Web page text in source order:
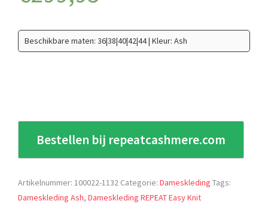
Beschikbare maten: 36|38|40|42|44 | Kleur: Ash
Bestellen bij repeatcashmere.com
Artikelnummer: 100022-1132 Categorie: Dameskleding Tags:
Dameskleding Ash, Dameskleding REPEAT Easy Knit